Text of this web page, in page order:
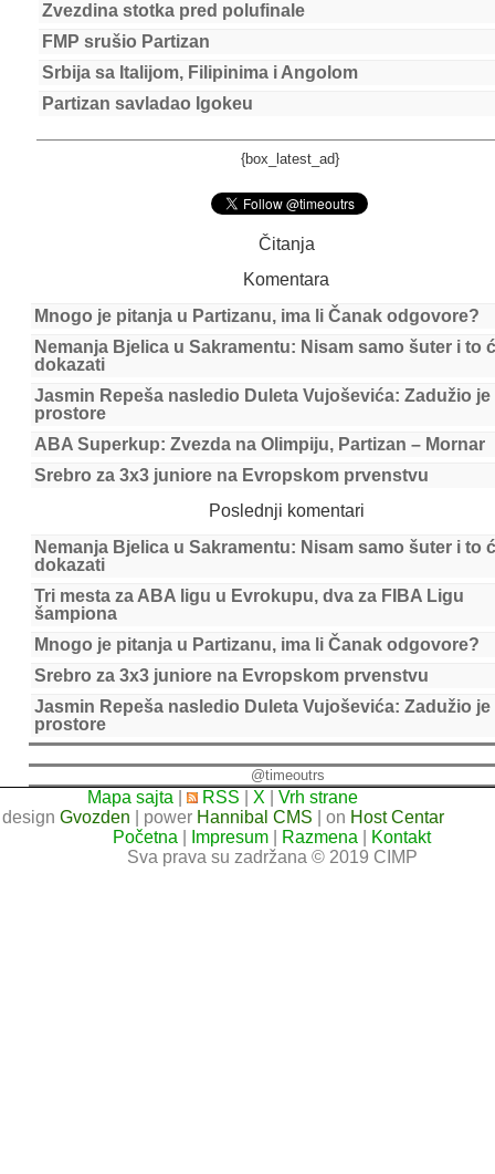
Zvezdina stotka pred polufinale
FMP srušio Partizan
Srbija sa Italijom, Filipinima i Angolom
Partizan savladao Igokeu
{box_latest_ad}
Čitanja
Komentara
Mnogo je pitanja u Partizanu, ima li Čanak odgovore?
Nemanja Bjelica u Sakramentu: Nisam samo šuter i to
dokazati
Jasmin Repeša nasledio Duleta Vujoševića: Zadužio je
prostore
ABA Superkup: Zvezda na Olimpiju, Partizan – Mornar
Srebro za 3x3 juniore na Evropskom prvenstvu
Poslednji komentari
Nemanja Bjelica u Sakramentu: Nisam samo šuter i to
dokazati
Tri mesta za ABA ligu u Evrokupu, dva za FIBA Ligu
šampiona
Mnogo je pitanja u Partizanu, ima li Čanak odgovore?
Srebro za 3x3 juniore na Evropskom prvenstvu
Jasmin Repeša nasledio Duleta Vujoševića: Zadužio je
prostore
@timeoutrs
Mapa sajta | RSS X |Vrh strane
design Gvozden | power Hannibal CMS | on Host Centar
Početna
Impresum Razmena
Kontakt
Sva prava su zadržana © 2019 CIMP